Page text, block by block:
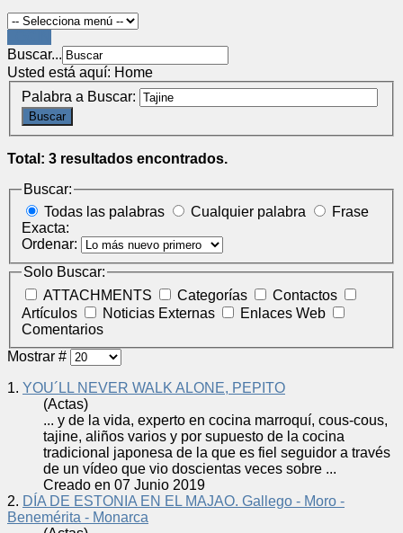
Buscar...
Usted está aquí: Home
Palabra a Buscar:
Buscar
Total: 3 resultados encontrados.
Buscar:
Todas las palabras
Cualquier palabra
Frase
Exacta:
Ordenar:
Solo Buscar:
ATTACHMENTS
Categorías
Contactos
Artículos
Noticias Externas
Enlaces Web
Comentarios
Mostrar #
1. YOU´LL NEVER WALK ALONE, PEPITO
(Actas)
... y de la vida, experto en cocina marroquí, cous-cous,
tajine, aliños varios y por supuesto de la cocina
tradicional japonesa de la que es fiel seguidor a través
de un vídeo que vio doscientas veces sobre ...
Creado en 07 Junio 2019
2. DÍA DE ESTONIA EN EL MAJAO. Gallego - Moro -
Benemérita - Monarca